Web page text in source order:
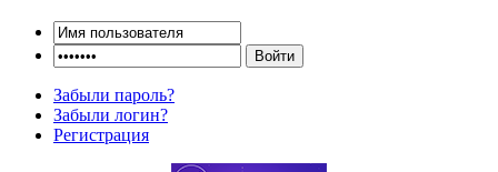
Забыли пароль?
Забыли логин?
Регистрация